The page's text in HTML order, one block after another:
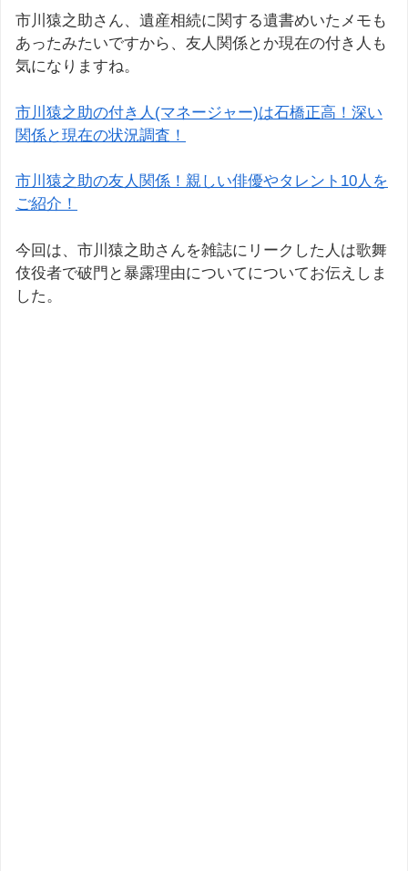
市川猿之助さん、遺産相続に関する遺書めいたメモも
あったみたいですから、友人関係とか現在の付き人も
気になりますね。
市川猿之助の付き人(マネージャー)は石橋正高！深い
関係と現在の状況調査！
市川猿之助の友人関係！親しい俳優やタレント10人を
ご紹介！
今回は、市川猿之助さんを雑誌にリークした人は歌舞
伎役者で破門と暴露理由についてについてお伝えしま
した。